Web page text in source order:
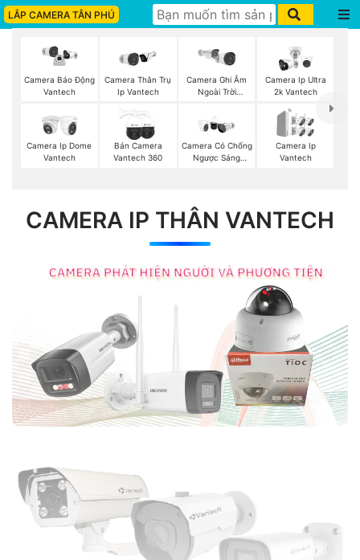
LẮP CAMERA TÂN PHÚ
Camera Báo Động
Vantech
Camera Thân Trụ
Ip Vantech
Camera Ghi Âm
Ngoài Trời
Camera Ip Ultra
2k Vantech
Camera Ip Dome
Vantech
Bán Camera
Vantech 360
Camera Có Chống
Ngược Sáng
Camera Ip
Vantech
CAMERA IP THÂN VANTECH